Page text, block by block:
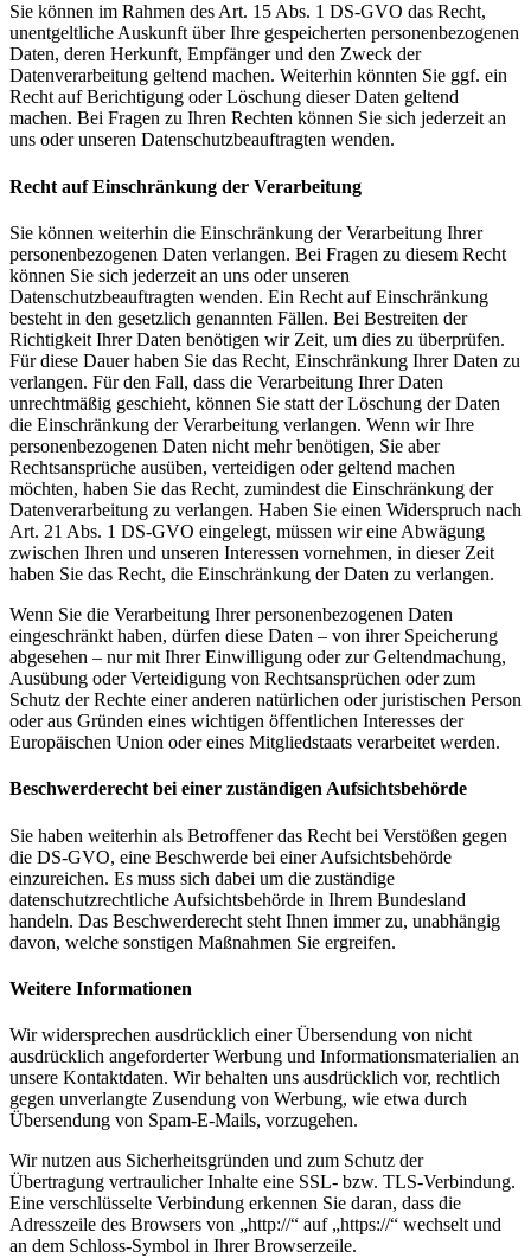
Sie können im Rahmen des Art. 15 Abs. 1 DS-GVO das Recht,
unentgeltliche Auskunft über Ihre gespeicherten personenbezogenen
Daten, deren Herkunft, Empfänger und den Zweck der
Datenverarbeitung geltend machen. Weiterhin könnten Sie ggf. ein
Recht auf Berichtigung oder Löschung dieser Daten geltend
machen. Bei Fragen zu Ihren Rechten können Sie sich jederzeit an
uns oder unseren Datenschutzbeauftragten wenden.
Recht auf Einschränkung der Verarbeitung
Sie können weiterhin die Einschränkung der Verarbeitung Ihrer
personenbezogenen Daten verlangen. Bei Fragen zu diesem Recht
können Sie sich jederzeit an uns oder unseren
Datenschutzbeauftragten wenden. Ein Recht auf Einschränkung
besteht in den gesetzlich genannten Fällen. Bei Bestreiten der
Richtigkeit Ihrer Daten benötigen wir Zeit, um dies zu überprüfen.
Für diese Dauer haben Sie das Recht, Einschränkung Ihrer Daten zu
verlangen. Für den Fall, dass die Verarbeitung Ihrer Daten
unrechtmäßig geschieht, können Sie statt der Löschung der Daten
die Einschränkung der Verarbeitung verlangen. Wenn wir Ihre
personenbezogenen Daten nicht mehr benötigen, Sie aber
Rechtsansprüche ausüben, verteidigen oder geltend machen
möchten, haben Sie das Recht, zumindest die Einschränkung der
Datenverarbeitung zu verlangen. Haben Sie einen Widerspruch nach
Art. 21 Abs. 1 DS-GVO eingelegt, müssen wir eine Abwägung
zwischen Ihren und unseren Interessen vornehmen, in dieser Zeit
haben Sie das Recht, die Einschränkung der Daten zu verlangen.
Wenn Sie die Verarbeitung Ihrer personenbezogenen Daten
eingeschränkt haben, dürfen diese Daten – von ihrer Speicherung
abgesehen – nur mit Ihrer Einwilligung oder zur Geltendmachung,
Ausübung oder Verteidigung von Rechtsansprüchen oder zum
Schutz der Rechte einer anderen natürlichen oder juristischen Person
oder aus Gründen eines wichtigen öffentlichen Interesses der
Europäischen Union oder eines Mitgliedstaats verarbeitet werden.
Beschwerderecht bei einer zuständigen Aufsichtsbehörde
Sie haben weiterhin als Betroffener das Recht bei Verstößen gegen
die DS-GVO, eine Beschwerde bei einer Aufsichtsbehörde
einzureichen. Es muss sich dabei um die zuständige
datenschutzrechtliche Aufsichtsbehörde in Ihrem Bundesland
handeln. Das Beschwerderecht steht Ihnen immer zu, unabhängig
davon, welche sonstigen Maßnahmen Sie ergreifen.
Weitere Informationen
Wir widersprechen ausdrücklich einer Übersendung von nicht
ausdrücklich angeforderter Werbung und Informationsmaterialien an
unsere Kontaktdaten. Wir behalten uns ausdrücklich vor, rechtlich
gegen unverlangte Zusendung von Werbung, wie etwa durch
Übersendung von Spam-E-Mails, vorzugehen.
Wir nutzen aus Sicherheitsgründen und zum Schutz der
Übertragung vertraulicher Inhalte eine SSL- bzw. TLS-Verbindung.
Eine verschlüsselte Verbindung erkennen Sie daran, dass die
Adresszeile des Browsers von „http://“ auf „https://“ wechselt und
an dem Schloss-Symbol in Ihrer Browserzeile.